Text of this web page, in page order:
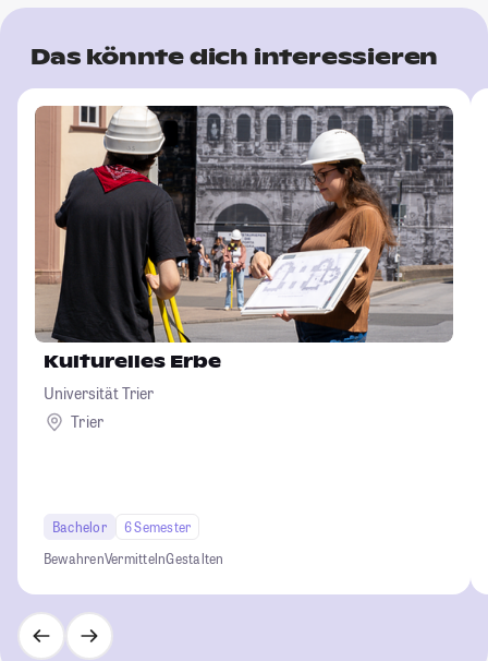
Das könnte dich interessieren
Kulturelles Erbe
Universität Trier
Trier
Bachelor
6 Semester
BewahrenVermittelnGestalten